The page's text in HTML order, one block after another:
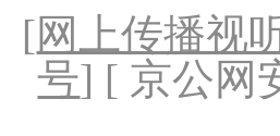
[网上传播视
号] [ 京公网